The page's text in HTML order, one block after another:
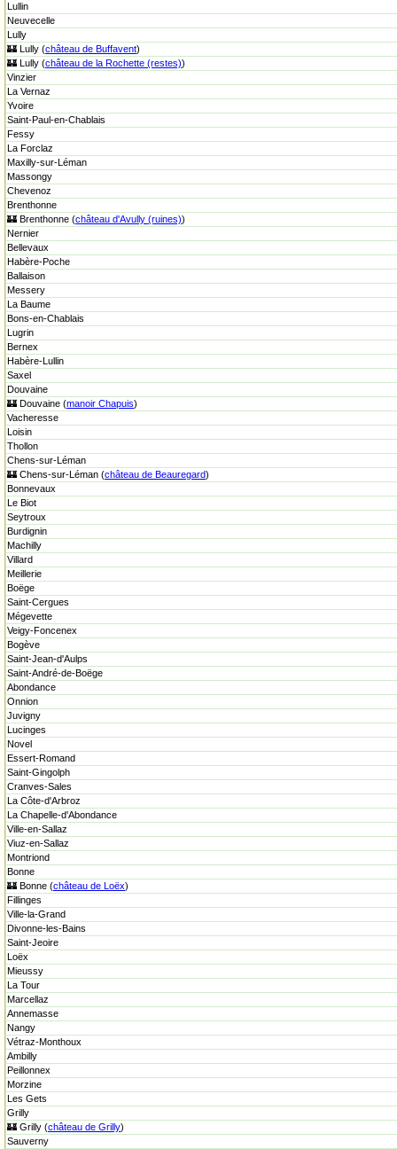
Lullin
Neuvecelle
Lully
🏰 Lully (château de Buffavent)
🏰 Lully (château de la Rochette (restes))
Vinzier
La Vernaz
Yvoire
Saint-Paul-en-Chablais
Fessy
La Forclaz
Maxilly-sur-Léman
Massongy
Chevenoz
Brenthonne
🏰 Brenthonne (château d'Avully (ruines))
Nernier
Bellevaux
Habère-Poche
Ballaison
Messery
La Baume
Bons-en-Chablais
Lugrin
Bernex
Habère-Lullin
Saxel
Douvaine
🏰 Douvaine (manoir Chapuis)
Vacheresse
Loisin
Thollon
Chens-sur-Léman
🏰 Chens-sur-Léman (château de Beauregard)
Bonnevaux
Le Biot
Seytroux
Burdignin
Machilly
Villard
Meillerie
Boëge
Saint-Cergues
Mégevette
Veigy-Foncenex
Bogève
Saint-Jean-d'Aulps
Saint-André-de-Boëge
Abondance
Onnion
Juvigny
Lucinges
Novel
Essert-Romand
Saint-Gingolph
Cranves-Sales
La Côte-d'Arbroz
La Chapelle-d'Abondance
Ville-en-Sallaz
Viuz-en-Sallaz
Montriond
Bonne
🏰 Bonne (château de Loëx)
Fillinges
Ville-la-Grand
Divonne-les-Bains
Saint-Jeoire
Loëx
Mieussy
La Tour
Marcellaz
Annemasse
Nangy
Vétraz-Monthoux
Ambilly
Peillonnex
Morzine
Les Gets
Grilly
🏰 Grilly (château de Grilly)
Sauverny